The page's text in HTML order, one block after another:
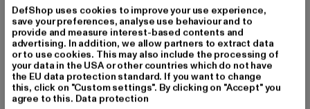
Hersteller Farbe: grey
Materialzusammensetzung: 90% Baumwolle, 10%
Viskose
Art.Nr: UCK006-00111
Hersteller: TB International GmbH |
DefShop uses cookies to improve your use experience,
save your preferences, analyse use behaviour and to
provide and measure interest-based contents and
advertising. In addition, we allow partners to extract data
or to use cookies. This may also include the processing of
your data in the USA or other countries which do not have
the EU data protection standard. If you want to change
this, click on "Custom settings". By clicking on "Accept" you
agree to this. Data protection